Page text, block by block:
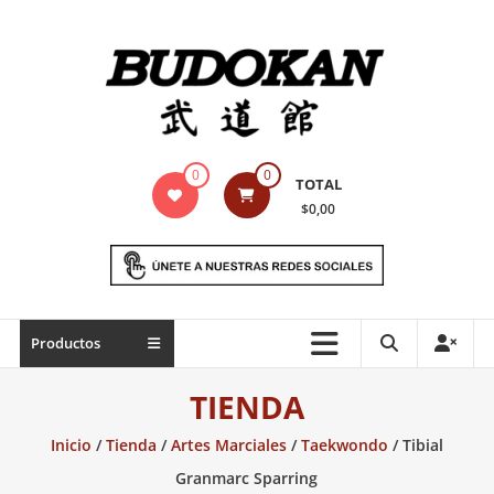
Indumentaria
marciales
Todo
necesario
0 0 TOTAL
$0,00
Productos
TIENDA
Inicio /Tienda /Artes Marciales/Taekwondo / Tibial
Granmarc Sparring